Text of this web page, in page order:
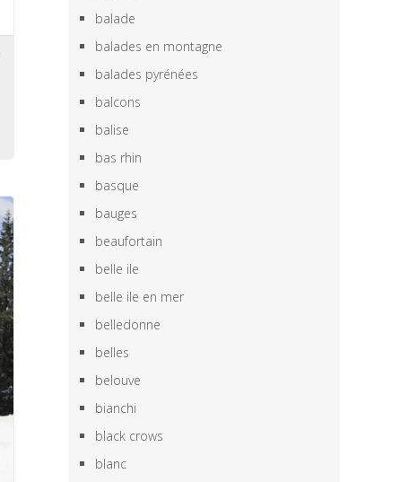
balade
balades en montagne
balades pyrénées
balcons
balise
bas rhin
basque
bauges
beaufortain
belle ile
belle ile en mer
belledonne
belles
belouve
bianchi
black crows
blanc